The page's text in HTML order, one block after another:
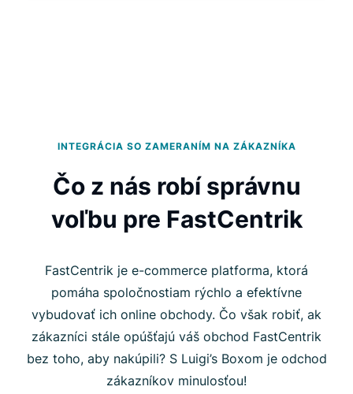
INTEGRÁCIA SO ZAMERANÍM NA ZÁKAZNÍKA
Čo z nás robí správnu
voľbu pre FastCentrik
FastCentrik je e-commerce platforma, ktorá
pomáha spoločnostiam rýchlo a efektívne
vybudovať ich online obchody. Čo však robiť, ak
zákazníci stále opúšťajú váš obchod FastCentrik
bez toho, aby nakúpili? S Luigi’s Boxom je odchod
zákazníkov minulosťou!